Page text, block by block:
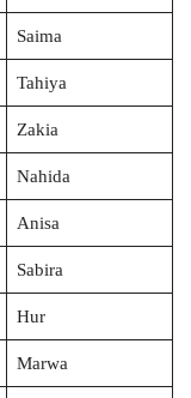
Saima
Tahiya
Zakia
Nahida
Anisa
Sabira
Hur
Marwa